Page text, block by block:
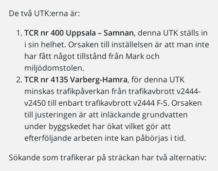
De två UTK:erna är:
TCR nr 400 Uppsala – Samnan, denna UTK ställs in
i sin helhet. Orsaken till inställelsen är att man inte
har fått något tillstånd från Mark och
miljödomstolen.
TCR nr 4135 Varberg-Hamra, för denna UTK
minskas trafikpåverkan från trafikavbrott v2444-
v2450 till enbart trafikavbrott v2444 F-S. Orsaken
till justeringen är att inläckande grundvatten
under byggskedet har ökat vilket gör att
efterföljande arbeten inte kan påbörjas i tid.
Sökande som trafikerar på sträckan har två alternativ: